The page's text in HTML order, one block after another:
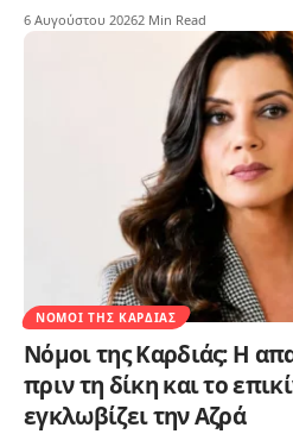
6 Αυγούστου 20262 Min Read
ΝΌΜΟΙ ΤΗΣ ΚΑΡΔΙΆΣ
Νόμοι της Καρδιάς: Η
πριν τη δίκη και το
εγκλωβίζει την Αζρά